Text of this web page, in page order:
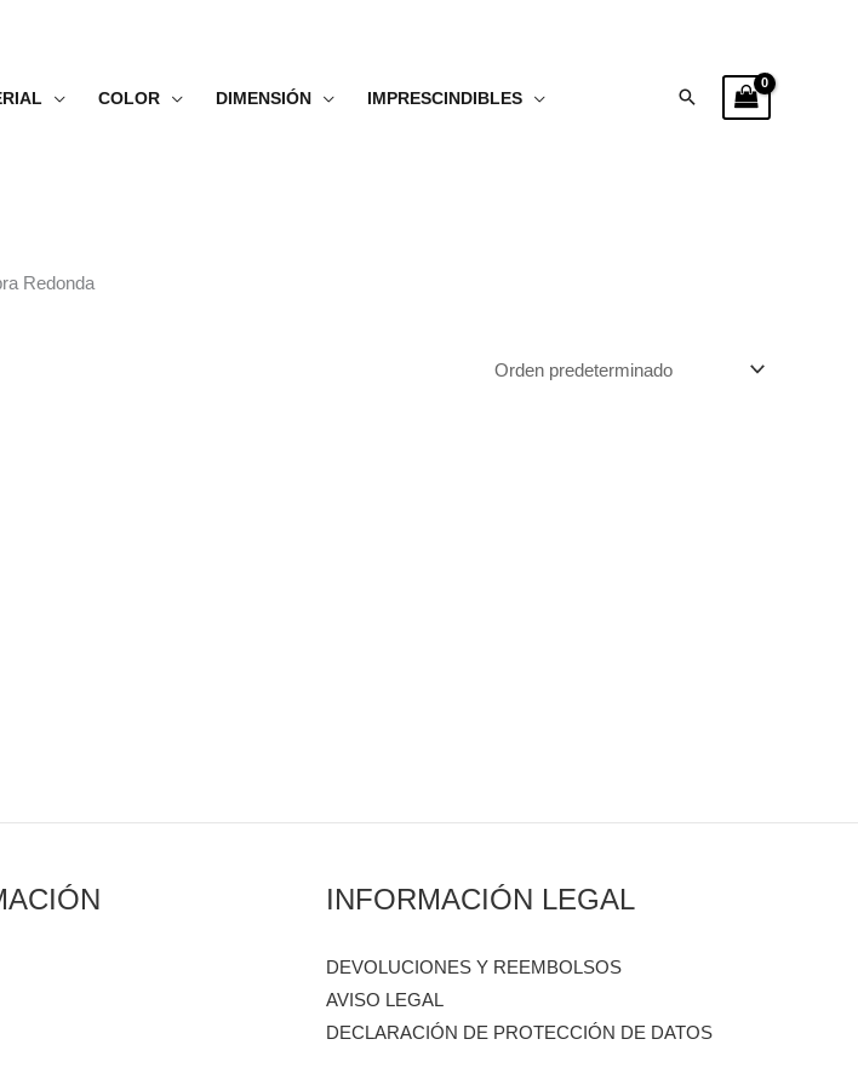
COLOR DIMENSIÓN IMPRESCINDIBLES Buscar
Redonda
INFORMACIÓN LEGAL
DEVOLUCIONES Y REEMBOLSOS
AVISO LEGAL
DECLARACIÓN DE PROTECCIÓN DE DATOS